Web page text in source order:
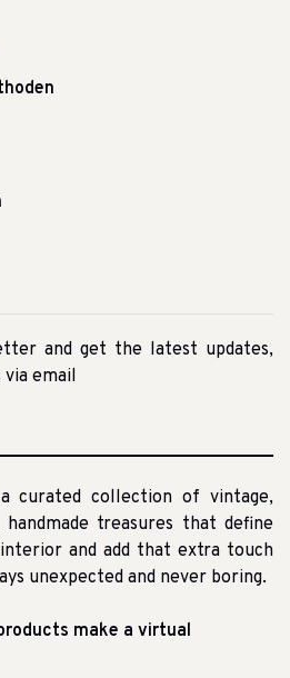
and get the latest updates,
via email
curated collection of vintage,
treasures that define
and add that extra touch
unexpected and never boring.
make a virtual